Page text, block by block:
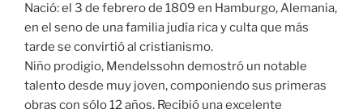
Nació: el 3 de febrero de 1809 en Hamburgo, Alemania,
en el seno de una familia judía rica y culta que más
tarde se convirtió al cristianismo.
Niño prodigio, Mendelssohn demostró un notable
talento desde muy joven, componiendo sus primeras
obras con sólo 12 años. Recibió una excelente